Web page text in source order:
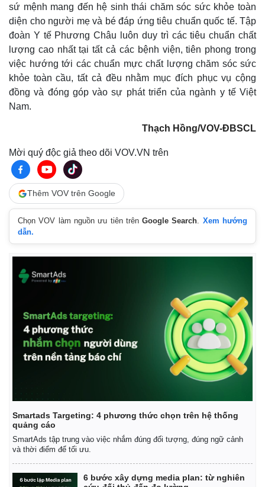
Tin nóng
Tư vấn luật
Việt Nam
sứ mệnh mang đến hệ sinh thái chăm sóc sức khỏe toàn
diện cho người mẹ và bé đáp ứng tiêu chuẩn quốc tế. Tập
đoàn Y tế Phương Châu luôn duy trì các tiêu chuẩn chất
lượng cao nhất tại tất cả các bệnh viện, tiên phong trong
việc hướng tới các chuẩn mực chất lượng chăm sóc sức
khỏe toàn cầu, tất cả đều nhằm mục đích phục vụ cộng
đồng và đóng góp vào sự phát triển của ngành y tế Việt
Nam.
Thạch Hồng/VOV-ĐBSCL
Mời quý độc giả theo dõi VOV.VN trên
Thêm VOV trên Google
Chọn VOV làm nguồn ưu tiên trênGoogle Search. Xem hướng
dẫn.
Smartads Targeting: 4 phương thức chọn trên hệ thống
quảng cáo
SmartAds tập trung vào việc nhắm đúng đối tượng, đúng ngữ cảnh
và thời điểm để tối ưu.
6 bước xây dựng media plan: từ nghiên